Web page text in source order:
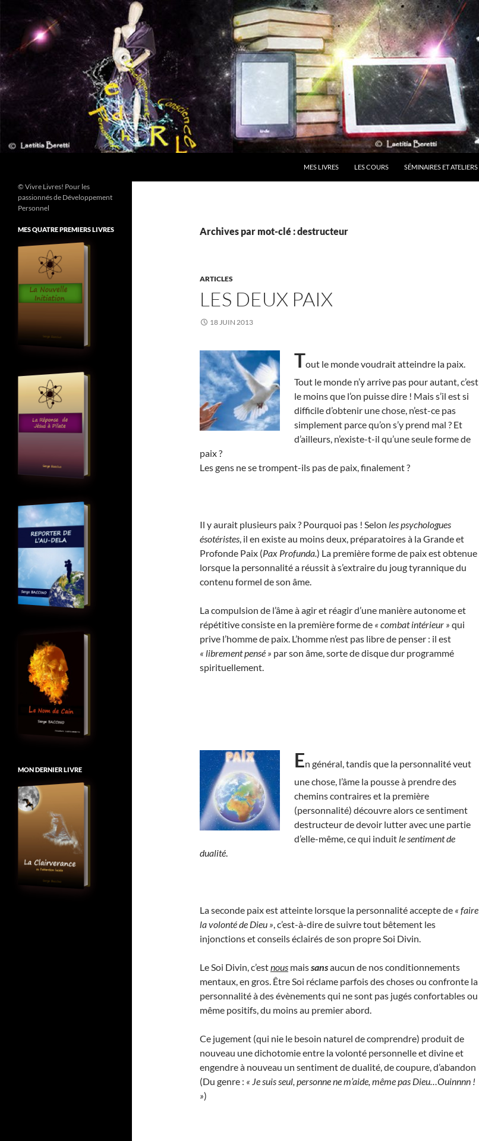
contenu
MES LIVRES LES COURS SÉMINAIRES ET ATELIERS
Archives par mot-clé : destructeur
ARTICLES
LES DEUX PAIX
18 JUIN 2013
Tout le monde voudrait atteindre la paix.
Tout le monde n’y arrive pas pour autant, c’est
le moins que l’on puisse dire ! Mais s’il est si
difficile d’obtenir une chose, n’est-ce pas
simplement parce qu’on s’y prend mal ? Et
d’ailleurs, n’existe-t-il qu’une seule forme de
paix ?
Les gens ne se trompent-ils pas de paix, finalement ?
Il y aurait plusieurs paix ? Pourquoi pas ! Selon les psychologues
ésotéristes, il en existe au moins deux, préparatoires à la Grande et
Profonde Paix (Pax Profunda.) La première forme de paix est obtenue
lorsque la personnalité a réussit à s’extraire du joug tyrannique du
contenu formel de son âme.
La compulsion de l’âme à agir et réagir d’une manière autonome et
répétitive consiste en la première forme de « combat intérieur » qui
prive l’homme de paix. L’homme n’est pas libre de penser : il est
« librement pensé » par son âme, sorte de disque dur programmé
spirituellement.
En général, tandis que la personnalité veut
une chose, l’âme la pousse à prendre des
chemins contraires et la première
(personnalité) découvre alors ce sentiment
destructeur de devoir lutter avec une partie
d’elle-même, ce qui induit le sentiment de
dualité.
La seconde paix est atteinte lorsque la personnalité accepte de « faire
la volonté de Dieu », c’est-à-dire de suivre tout bêtement les
injonctions et conseils éclairés de son propre Soi Divin.
Le Soi Divin, c’estnous maissansaucun de nos conditionnements
mentaux, en gros. Être Soi réclame parfois des choses ou confronte la
personnalité à des évènements qui ne sont pas jugés confortables ou
même positifs, du moins au premier abord.
Ce jugement (qui nie le besoin naturel de comprendre) produit de
nouveau une dichotomie entre la volonté personnelle et divine et
engendre à nouveau un sentiment de dualité, de coupure, d’abandon
(Du genre : « Je suis seul, personne ne m’aide, même pas Dieu…Ouinnnn !
»)
© Vivre Livres! Pour les
passionnés de Développement
Personnel
MES QUATRE PREMIERS LIVRES
MON DERNIER LIVRE